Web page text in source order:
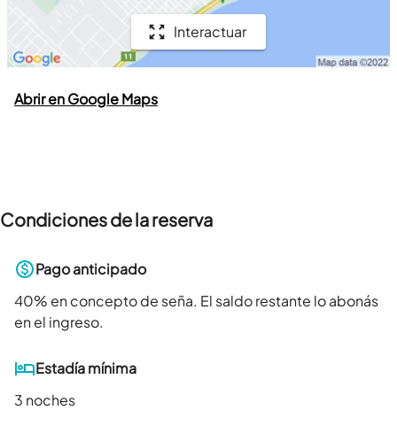
Interactuar
Abrir en Google Maps
Condiciones de la reserva
Pago anticipado
40% en concepto de seña. El saldo restante lo abonás
en el ingreso.
Estadía mínima
3 noches